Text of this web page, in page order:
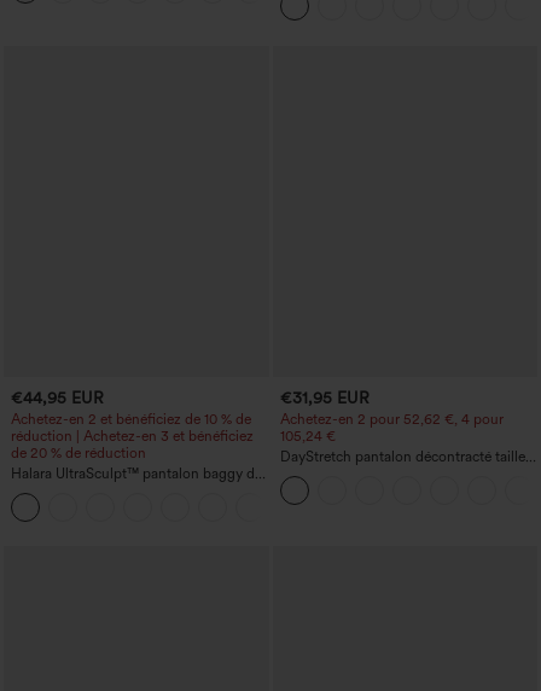
€44,95 EUR
Achetez-en 2 et bénéficiez de 10 % de
réduction | Achetez-en 3 et bénéficiez
de 20 % de réduction
Halara UltraSculpt™ pantalon baggy de
yoga taille haute à effet gainant pour le
ventre, à rayures color block, avec
poches
€31,95 EUR
Achetez-en 2 pour 52,62 €, 4 pour
105,24 €
DayStretch pantalon décontracté taille
haute à jambe en forme de tonneau
avec poches